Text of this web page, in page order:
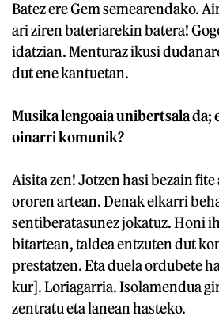
Batez ere Gem semearendako.
ari ziren bateriarekin batera!
idatzian. Menturaz ikusi
dut ene kantuetan.
Musika lengoaia unibertsala da;
oinarri komunik?
Aisita zen! Jotzen hasi bezain
ororen artean. Denak elkarri
sentiberatasunez jokatuz. Honi
bitartean, taldea entzuten dut
prestatzen. Eta duela ordubete
kur]. Loriagarria. Isolamendua
zentratu eta lanean hasteko.